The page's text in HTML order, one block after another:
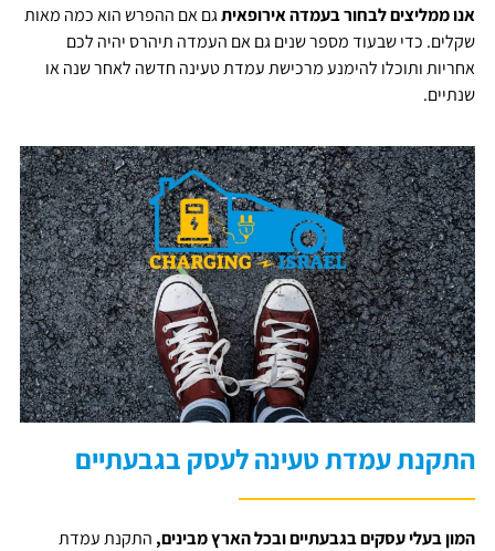
אנו ממליצים לבחור בעמדה אירופאיתגם אם ההפרש הוא כמה מאות
שקלים. כדי שבעוד מספר שנים גם אם העמדה תיהרס יהיה לכם
אחריות ותוכלו להימנע מרכישת עמדת טעינה חדשה לאחר שנה או
שנתיים.
התקנת עמדת טעינה לעסק בגבעתיים
המון בעלי עסקים בגבעתיים ובכל הארץ מבינים, התקנת עמדת